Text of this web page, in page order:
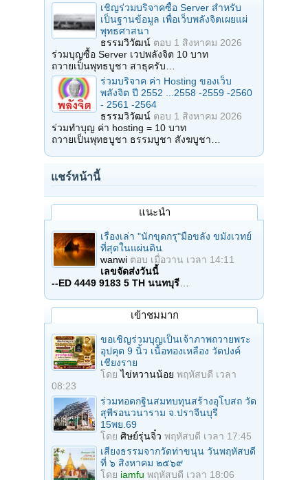
เชิญร่วมบริจาคซื้อ Server สำหรับ
เป็นฐานข้อมูล เพื่อเว็บพลังจิตเผยแผ่
พุทธศาสนา
ธรรมวิวัฒน์ ตอบ 1 สิงหาคม 2026
ร่วมบุญซื้อ Server เวปพลังจิต 10 บาท
ถวายเป็นพุทธบูชา สาธุครับ…
ร่วมบริจาค ค่า Hosting ของเว็บ
พลังจิต ปี 2552 ...2558 -2559 -2560
- 2561 -2564
ธรรมวิวัฒน์ ตอบ 1 สิงหาคม 2026
ร่วมทำบุญ ค่า hosting = 10 บาท
ถวายเป็นพุทธบูชา ธรรมบูชา สังฆบูชา…
แชร์หน้านี้
แนะนำ
เรื่องเล่า "นักขุดกรุ"มือขลัง ขมังเวทย์
ที่สุดในแผ่นดิน
wanwi ตอบ เมื่อวาน เวลา 14:11
เลขจัดส่งวันนี้
--ED 4449 9183 5 TH นนทบุรี
เข้าชมมาก
ขอเชิญร่วมบุญเป็นเจ้าภาพถวายพระ
อุปคุต 9 นิ้ว เนื้อทองเหลือง วัดปงค์
เชียงราย
โดยไข่หวานน้อย พฤหัสบดี เวลา
08:23
ร่วมทอดกฐินสมทบทุนสร้างอุโบสถ วัด
สุพีรอนวนาราม จ.ปราจีนบุรี
15พย.69
โดย ศิษย์รุ่นจิ๋ว พฤหัสบดี เวลา 17:45
เสียงธรรมจากวัดท่าขนุน วันพฤหัสบดี
ที่ ๖ สิงหาคม ๒๕๖๙
โดย iamfu พฤหัสบดี เวลา 18:06